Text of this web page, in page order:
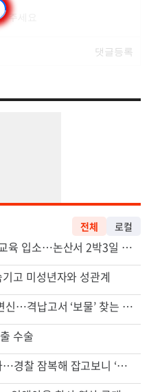
전체 로컬
천하람, 현역 의원 최초 신병교육 입소…논산서 2박3일 생활
고 미성년자와 성관계
74m짜리 보잉777, 화물기 변신…격납고서 ‘보물’ 찾는 인천공항
수술
신호위반 후 달아난 배달기사…경찰 잠복해 잡고보니 ‘반전’